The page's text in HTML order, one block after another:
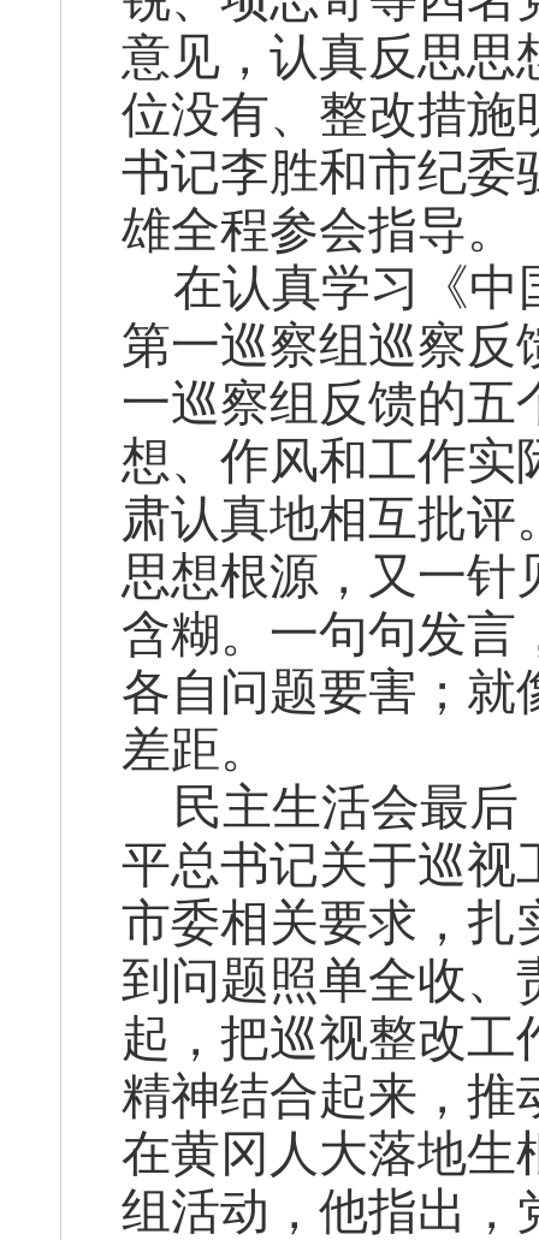
意见，认真反思思
位没有、整改措施
书记李胜和市纪委
雄全程参会指导。
在认真学习《中
第一巡察组巡察反
一巡察组反馈的五
想、作风和工作实
肃认真地相互批评
思想根源，又一针
含糊。一句句发言
各自问题要害；就
差距。
民主生活会最
平总书记关于巡视
市委相关要求，扎
到问题照单全收、
起，把巡视整改工
精神结合起来，推
在黄冈人大落地生
组活动，他指出，